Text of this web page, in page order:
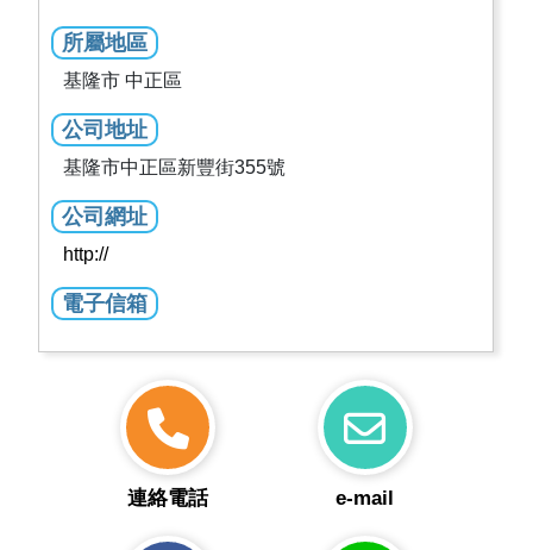
所屬地區
基隆市 中正區
公司地址
基隆市中正區新豐街355號
公司網址
http://
電子信箱
連絡電話 e-mail